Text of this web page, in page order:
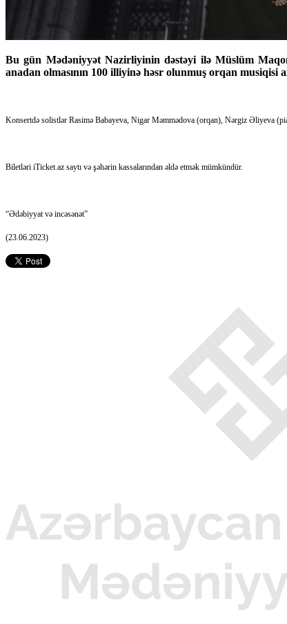
Bu gün Mədəniyyət Nazirliyinin dəstəyi ilə Müslüm
anadan olmasının 100 illiyinə həsr olunmuş orqan musiqisi
Konsertdə solistlər Rasimə Babayeva, Nigar Məmmədova (orqan), Nərgiz Əliyeva
Biletləri iTicket.az saytı və şəhərin kassalarından əldə etmək mümkündür.
“Ədəbiyyat və incəsənət”
(23.06.2023)